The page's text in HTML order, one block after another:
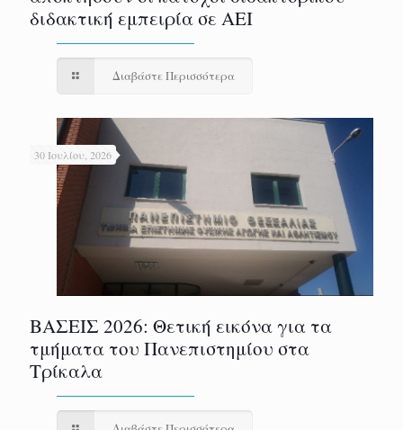
διδακτική εμπειρία σε ΑΕΙ
Διαβάστε Περισσότερα
30 Ιουλίου, 2026
ΒΑΣΕΙΣ 2026: Θετική εικόνα για τα
τμήματα του Πανεπιστημίου στα
Τρίκαλα